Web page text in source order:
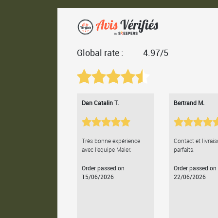
Global rate : 4.97/5
Dan Catalin T.
Très bonne expérience
avec l'équipe Maier.
Order passed on
15/06/2026
Bertrand M.
Contact et
parfaits.
Order passed on
22/06/2026